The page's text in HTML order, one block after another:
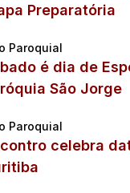
Preparatória
Paroquial
é dia de
São Jorge
Paroquial
celebra